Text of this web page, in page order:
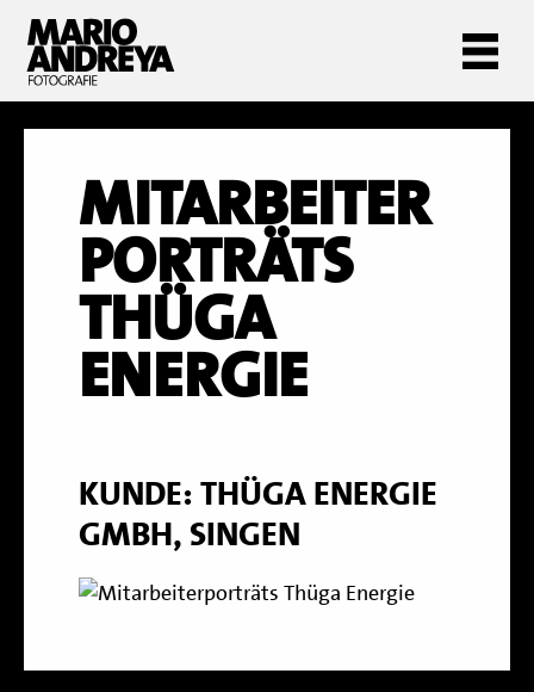
MITARBEITER
PORTRÄTS
THÜGA
ENERGIE
KUNDE: THÜGA ENERGIE
GMBH, SINGEN